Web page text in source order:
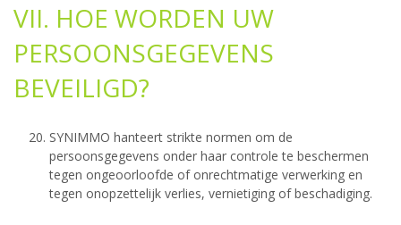
VII. HOE WORDEN UW
PERSOONSGEGEVENS
BEVEILIGD?
SYNIMMO hanteert strikte normen om de
persoonsgegevens onder haar controle te beschermen
tegen ongeoorloofde of onrechtmatige verwerking en
tegen onopzettelijk verlies, vernietiging of beschadiging.